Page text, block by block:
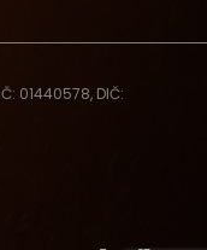
01440578, DIČ: